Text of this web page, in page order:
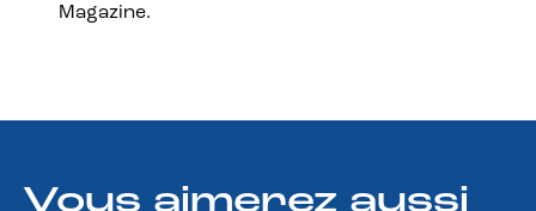
Magazine.
Vous aimerez aussi